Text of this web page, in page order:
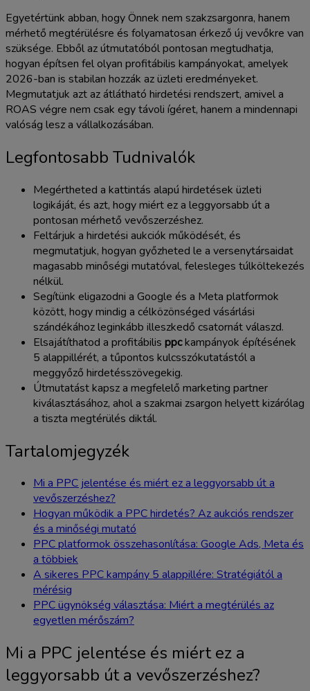
Egyetértünk abban, hogy Önnek nem szakzsargonra, hanem
mérhető megtérülésre és folyamatosan érkező új vevőkre van
szüksége. Ebből az útmutatóból pontosan megtudhatja,
hogyan építsen fel olyan profitábilis kampányokat, amelyek
2026-ban is stabilan hozzák az üzleti eredményeket.
Megmutatjuk azt az átlátható hirdetési rendszert, amivel a
ROAS végre nem csak egy távoli ígéret, hanem a mindennapi
valóság lesz a vállalkozásában.
Legfontosabb Tudnivalók
Megértheted a kattintás alapú hirdetések üzleti
logikáját, és azt, hogy miért ez a leggyorsabb út a
pontosan mérhető vevőszerzéshez.
Feltárjuk a hirdetési aukciók működését, és
megmutatjuk, hogyan győzheted le a versenytársaidat
magasabb minőségi mutatóval, felesleges túlköltekezés
nélkül.
Segítünk eligazodni a Google és a Meta platformok
között, hogy mindig a célközönséged vásárlási
szándékához leginkább illeszkedő csatornát válaszd.
Elsajátíthatod a profitábilis ppckampányok építésének
5 alappillérét, a tűpontos kulcsszókutatástól a
meggyőző hirdetésszövegekig.
Útmutatást kapsz a megfelelő marketing partner
kiválasztásához, ahol a szakmai zsargon helyett kizárólag
a tiszta megtérülés diktál.
Tartalomjegyzék
Mi a PPC jelentése és miért ez a leggyorsabb út a
vevőszerzéshez?
Hogyan működik a PPC hirdetés? Az aukciós rendszer
és a minőségi mutató
PPC platformok összehasonlítása: Google Ads, Meta és
a többiek
A sikeres PPC kampány 5 alappillére: Stratégiától a
mérésig
PPC ügynökség választása: Miért a megtérülés az
egyetlen mérőszám?
Mi a PPC jelentése és miért ez a
leggyorsabb út a vevőszerzéshez?